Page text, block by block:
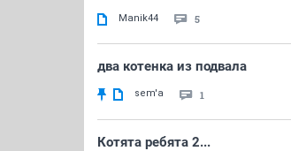
Manik44 5
два котенка из подвала
sem'a 1
Котята ребята 2...